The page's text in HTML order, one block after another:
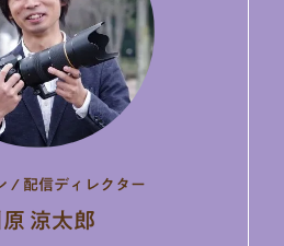
/ 配信ディレクター
原 涼太郎